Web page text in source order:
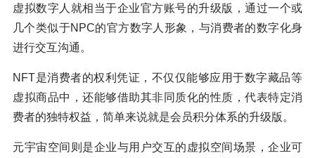
虚拟数字人就相当于企业官方账号的升级版，通过一个或
几个类似于NPC的官方数字人形象，与消费者的数字化身
进行交互沟通。
NFT是消费者的权利凭证，不仅仅能够应用于数字藏品等
虚拟商品中，还能够借助其非同质化的性质，代表特定消
费者的独特权益，简单来说就是会员积分体系的升级版。
元宇宙空间则是企业与用户交互的虚拟空间场景，企业可